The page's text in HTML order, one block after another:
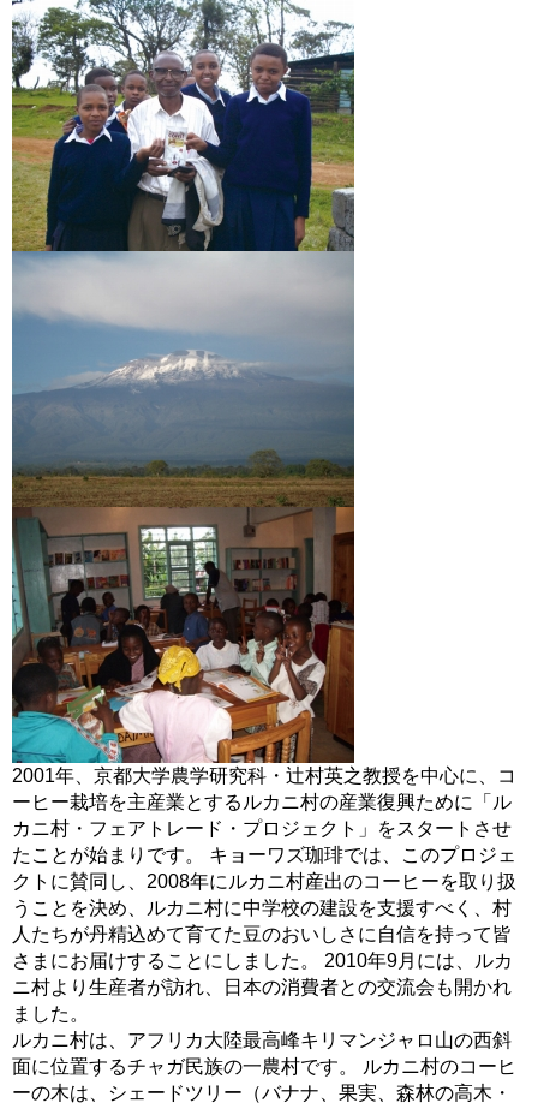
2001年、京都大学農学研究科・辻村英之教授を中心に、コ
ーヒー栽培を主産業とするルカニ村の産業復興ために「ル
カニ村・フェアトレード・プロジェクト」をスタートさせ
たことが始まりです。 キョーワズ珈琲では、このプロジェ
クトに賛同し、2008年にルカニ村産出のコーヒーを取り扱
うことを決め、ルカニ村に中学校の建設を支援すべく、村
人たちが丹精込めて育てた豆のおいしさに自信を持って皆
さまにお届けすることにしました。 2010年9月には、ルカ
ニ村より生産者が訪れ、日本の消費者との交流会も開かれ
ました。
ルカニ村は、アフリカ大陸最高峰キリマンジャロ山の西斜
面に位置するチャガ民族の一農村です。 ルカニ村のコーヒ
ーの木は、シェードツリー（バナナ、果実、森林の高木・